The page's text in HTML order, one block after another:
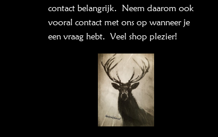
contact belangrijk. Neem daarom ook
vooral contact met ons op wanneer je
een vraag hebt. Veel shop plezier!